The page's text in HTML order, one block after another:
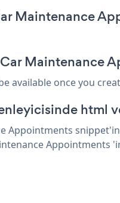
Maintenance
Maintenance
available once you
html
Appointments
Appointments